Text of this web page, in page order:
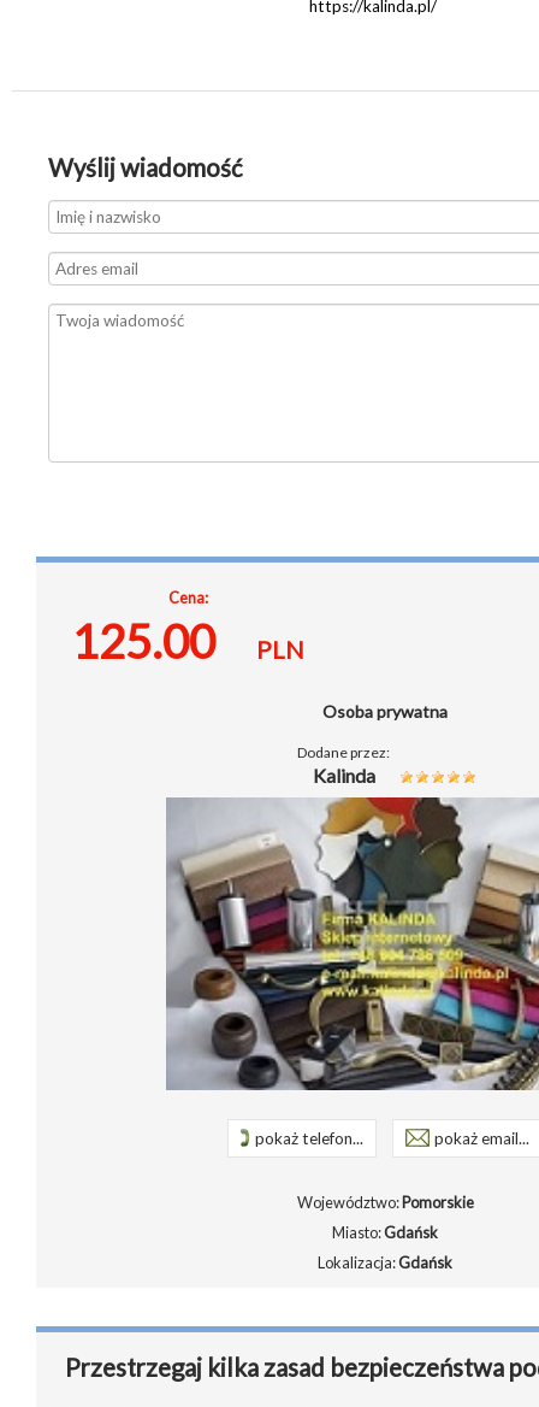
https://kalinda.pl/
Wyślij wiadomość
Cena:
125.00 PLN
Osoba prywatna
Dodane przez:
Kalinda
pokaż telefon... pokaż email...
Województwo:Pomorskie
Miasto:Gdańsk
Lokalizacja:Gdańsk
Przestrzegaj kilka zasad bezpieczeństwa